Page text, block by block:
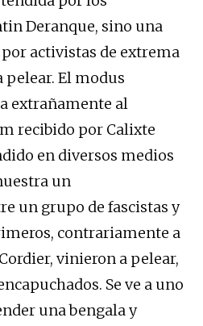
Deranque, sino una
activistas de extrema
pelear. El modus
extrañamente al
recibido por Calixte
en diversos medios
un
un grupo de fascistas y
contrariamente a
vinieron a pelear,
Se ve a uno
una bengala y